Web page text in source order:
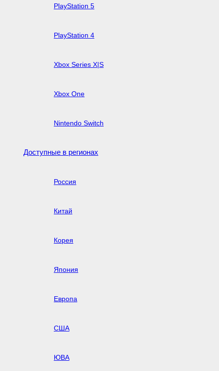
PlayStation 5
PlayStation 4
Xbox Series X|S
Xbox One
Nintendo Switch
Доступные в регионах
Россия
Китай
Корея
Япония
Европа
США
ЮВА